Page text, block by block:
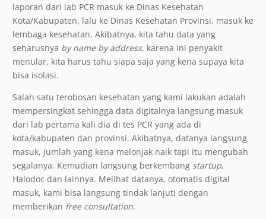
laporan dari lab PCR masuk ke Dinas Kesehatan
Kota/Kabupaten, lalu ke Dinas Kesehatan Provinsi, masuk ke
lembaga kesehatan. Akibatnya, kita tahu data yang
seharusnya by name by address, karena ini penyakit
menular, kita harus tahu siapa saja yang kena supaya kita
bisa isolasi.
Salah satu terobosan kesehatan yang kami lakukan adalah
mempersingkat sehingga data digitalnya langsung masuk
dari lab pertama kali dia di tes PCR yang ada di
kota/kabupaten dan provinsi. Akibatnya, datanya langsung
masuk, jumlah yang kena melonjak naik tapi itu mengubah
segalanya. Kemudian langsung berkembang startup,
Halodoc dan lainnya. Melihat datanya, otomatis digital
masuk, kami bisa langsung tindak lanjuti dengan
memberikan free consultation.